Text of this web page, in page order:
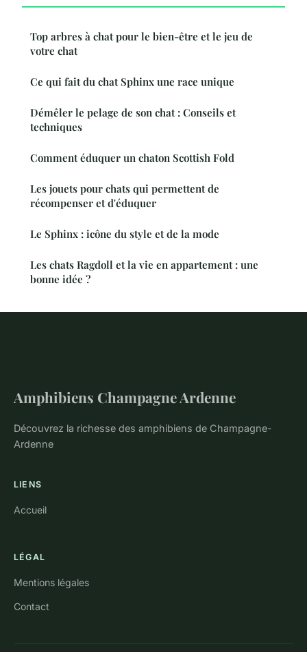
Top arbres à chat pour le bien-être et le jeu de
votre chat
Ce qui fait du chat Sphinx une race unique
Démêler le pelage de son chat : Conseils et
techniques
Comment éduquer un chaton Scottish Fold
Les jouets pour chats qui permettent de
récompenser et d'éduquer
Le Sphinx : icône du style et de la mode
Les chats Ragdoll et la vie en appartement : une
bonne idée ?
Amphibiens Champagne Ardenne
Découvrez la richesse des amphibiens de Champagne-
Ardenne
LIENS
Accueil
LÉGAL
Mentions légales
Contact